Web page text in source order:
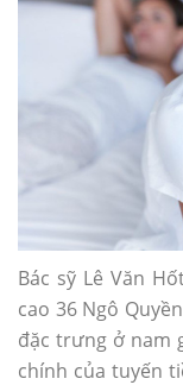
Bác sỹ Lê Văn
cao 36 Ngô
đặc trưng ở nam
chính của tuyến